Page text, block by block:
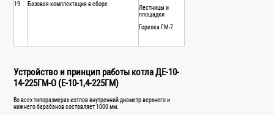
19 Базовая комплектация в сборе
Лестницы и
площадки
Горелка ГМ-7
Устройство и принцип работы котла ДЕ-10-
14-225ГМ-О (Е-10-1,4-225ГМ)
Во всех типоразмерах котлов внутренний диаметр верхнего и
нижнего барабанов составляет 1000 мм.